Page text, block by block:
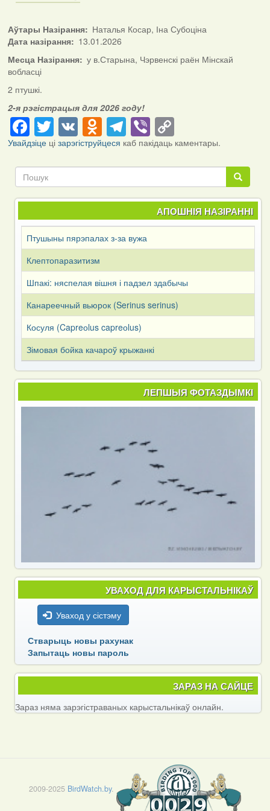
Аўтары Назірання
Наталья Косар, Іна Субоціна
Дата назірання
13.01.2026
Месца Назірання
у в.Старына, Чэрвенскі раён Мінскай
вобласці
2 птушкі.
2-я рэгістрацыя для 2026 году!
Facebook
Twitter
VKOdnoklassniki
Telegram
ViberCopy
Link
Увайдзіцеці зарэгіструйцеся каб пакідаць каментары.
Пошук
Пошук
АПОШНІЯ НАЗІРАННІ
Птушыны пярэпалах з-за вужа
Клептопаразитизм
Шпакі: няспелая вішня і падзел здабычы
Канареечный вьюрок (Serinus serinus)
Косуля (Capreоlus capreоlus)
Зімовая бойка качароў крыжанкі
ЛЕПШЫЯ ФОТАЗДЫМКІ
УВАХОД ДЛЯ КАРЫСТАЛЬНІКАЎ
Уваход у сістэму
Стварыць новы рахунак
Запытаць новы пароль
ЗАРАЗ НА САЙЦЕ
Зараз няма зарэгістраваных карыстальнікаў онлайн.
2009-2025 BirdWatch.by.